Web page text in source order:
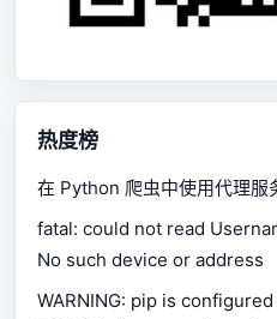
热度榜
在 Python 爬虫中使用代
fatal: could not read
No such device or address
WARNING: pip is